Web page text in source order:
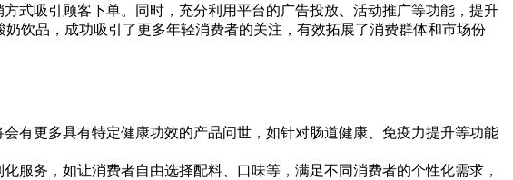
式吸引顾客下单。同时，充分利用平台的广告投放、活动推广等功能，提升
饮品，成功吸引了更多年轻消费者的关注，有效拓展了消费群体和市场份
有更多具有特定健康功效的产品问世，如针对肠道健康、免疫力提升等功能
服务，如让消费者自由选择配料、口味等，满足不同消费者的个性化需求，